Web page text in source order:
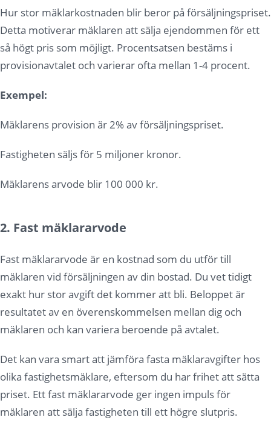
Hur stor mäklarkostnaden blir beror på försäljningspriset.
Detta motiverar mäklaren att sälja ejendommen för ett
så högt pris som möjligt. Procentsatsen bestäms i
provisionavtalet och varierar ofta mellan 1-4 procent.
Exempel:
Mäklarens provision är 2% av försäljningspriset.
Fastigheten säljs för 5 miljoner kronor.
Mäklarens arvode blir 100 000 kr.
2. Fast mäklararvode
Fast mäklararvode är en kostnad som du utför till
mäklaren vid försäljningen av din bostad. Du vet tidigt
exakt hur stor avgift det kommer att bli. Beloppet är
resultatet av en överenskommelsen mellan dig och
mäklaren och kan variera beroende på avtalet.
Det kan vara smart att jämföra fasta mäklaravgifter hos
olika fastighetsmäklare, eftersom du har frihet att sätta
priset. Ett fast mäklararvode ger ingen impuls för
mäklaren att sälja fastigheten till ett högre slutpris.